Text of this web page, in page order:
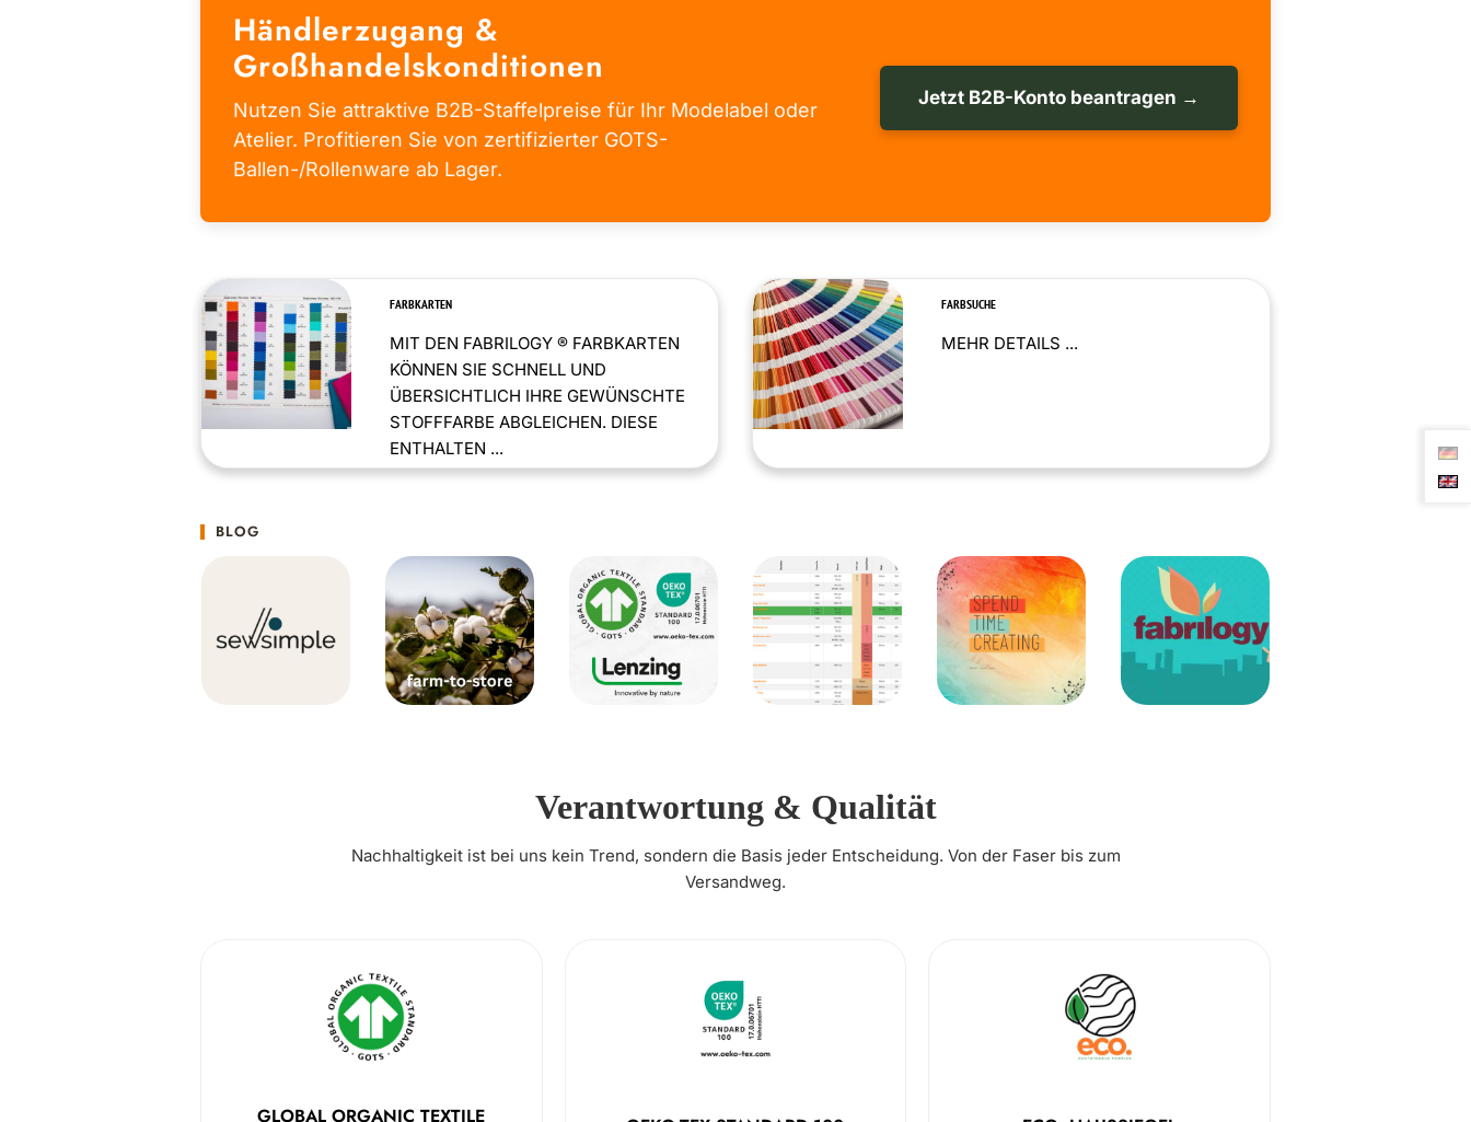
Händlerzugang &
Großhandelskonditionen
Nutzen Sie attraktive B2B-Staffelpreise für Ihr Modelabel oder
Atelier. Profitieren Sie von zertifizierter GOTS-
Ballen-/Rollenware ab Lager.
Jetzt B2B-Konto beantragen →
FARBKARTEN
MIT DEN FABRILOGY ® FARBKARTEN
KÖNNEN SIE SCHNELL UND
ÜBERSICHTLICH IHRE GEWÜNSCHTE
STOFFFARBE ABGLEICHEN. DIESE
ENTHALTEN ...
FARBSUCHE
MEHR DETAILS ...
BLOG
Verantwortung & Qualität
Nachhaltigkeit ist bei uns kein Trend, sondern die Basis jeder Entscheidung. Von der Faser bis zum
Versandweg.
GLOBAL ORGANIC TEXTILE